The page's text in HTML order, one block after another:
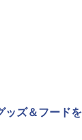
ッズ＆フードを